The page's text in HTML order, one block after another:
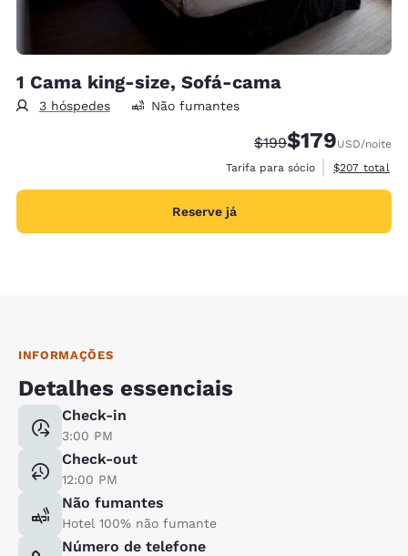
1 Cama king-size, Sofá-cama
3 hóspedes Não fumantes
Tarifa anterior
$199Tarifa com
$179USD/noite
Tarifa para sócio
Exibir
$207 total
Reserve já
INFORMAÇÕES
Detalhes essenciais
Check-in
3:00 PM
Check-out
12:00 PM
Não fumantes
Hotel 100% não fumante
Número de telefone